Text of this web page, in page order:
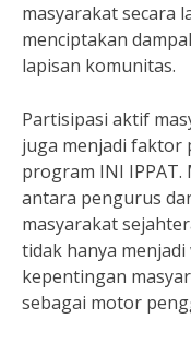
masyarakat secara
menciptakan
lapisan komunitas.
Partisipasi aktif
juga menjadi faktor
program INI
antara pengurus
masyarakat
tidak hanya
kepentingan
sebagai motor